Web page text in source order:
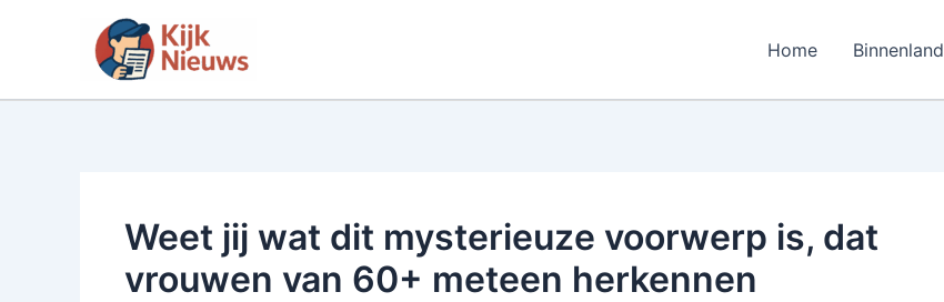
inhoud
Home Binnenland
Weet jij wat dit mysterieuze voorwerp is, dat
vrouwen van 60+ meteen herkennen